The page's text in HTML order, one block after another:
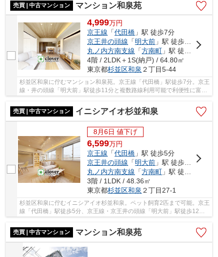
売買 | 中古マンション
マンション和泉苑
4,999万円
京王線 「代田橋 」駅 徒歩7分
京王井の頭線 「明大前 」駅 徒歩11分
丸ノ内方南支線 「方南町 」駅 徒歩20分
4階 / 2LDK＋1S(納戸) / 64.80㎡
東京都杉並区和泉 ２丁目5-44
杉並区和泉に佇むマンション和泉苑。京王線「代田橋」駅徒歩7分。京王
線・井の頭線「明大前」駅徒歩11分と複数路線利用可能で利便性に富ん
売買 | 中古マンション
イニシアイオ杉並和泉
8月6日 値下げ
6,599万円
京王線 「代田橋 」駅 徒歩5分
京王井の頭線 「明大前 」駅 徒歩12分
丸ノ内方南支線 「方南町 」駅 徒歩18分
3階 / 1LDK / 48.36㎡
東京都杉並区和泉 ２丁目27-1
杉並区和泉に佇むイニシアイオ杉並和泉。ペット飼育2匹まで可能。京王
線「代田橋」駅徒歩5分、京王線・京王井の頭線「明大前」駅徒歩12
売買 | 中古マンション
マンション和泉苑